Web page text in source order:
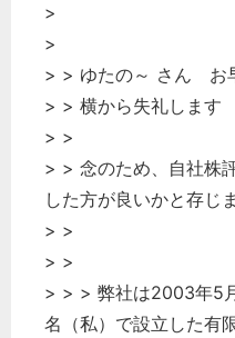
>
>
> > ゆたの～ さん お
> > 横から失礼します
> >
> > 念のため、自社株
した方が良いかと存じ
> >
> >
> > > 弊社は2003年5
名（私）で設立した有